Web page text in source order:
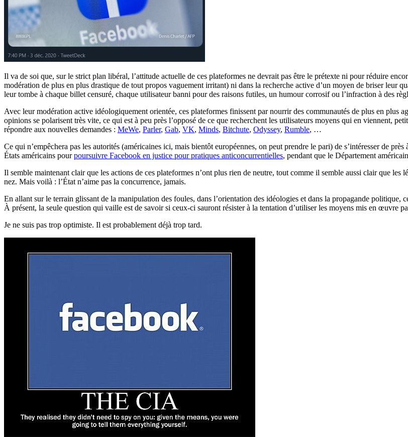
Il va de soi que, sur le strict plan libéral, l’attitude actuelle de ces plateformes ne devrait pas être le prétexte ni pour réduire
modération de plus en plus drastique de tout propos vaguement irritant) ni dans la recherche active d’un moyen de briser leur
leur tombe à chaque billet censuré, chaque utilisateur banni pour des raisons futiles, un humour corrosif ou l’infraction à des
Avec leur modération active idéologiquement orientée, ces plateformes finissent par nourrir des communautés de plus en plus
opinions se polarisent très vite, ce qui est à peu près l’opposé de ce que recherchent les utilisateurs moyens qui en viennent,
répondre aux nouvelles demandes : MeWe, Parler, Gab, VK, Minds, Bitchute, Odyssey, Rumble, …
Ce qui n’empêchera pas les autorités (américaines ici, mais bientôt européennes, on peut prendre le pari) de s’intéresser de
États américains pourpoursuivre Facebook en justice pour pratiques anticoncurrentielles, pendant que le Département
Il semble maintenant clair que les actions de ces plateformes n’ont plus rien de neutre, tout comme il semble aussi clair que les
nez. Mais voilà : l’État n’aime pas la concurrence, jamais.
En allant sur le terrain glissant de la manipulation des foules, dans l’orientation des idéologies et dans la propagande politique,
À présent, la seule question qui vaille est de savoir si ceux-ci sauront résister à la tentation d’utiliser les moyens mis en œuvre
Je ne suis pas trop optimiste. Il est probablement déjà trop tard.